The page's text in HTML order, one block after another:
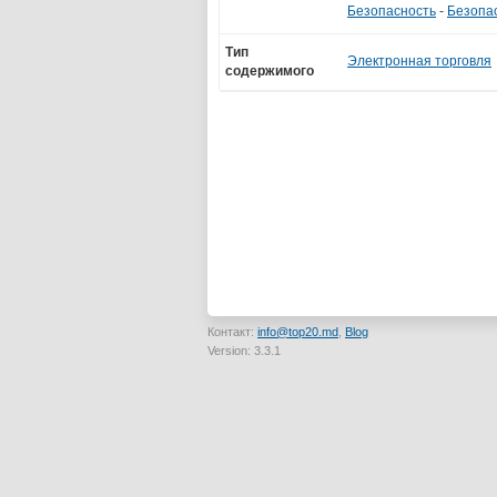
Безопасность -
Тип
содержимого
Электронная торговля
Контакт: info@top20.md Blog
Version: 3.3.1